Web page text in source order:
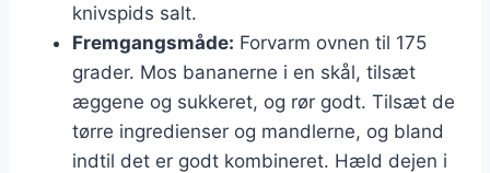
knivspids salt.
Fremgangsmåde: Forvarm ovnen til 175
grader. Mos bananerne i en skål, tilsæt
æggene og sukkeret, og rør godt. Tilsæt de
tørre ingredienser og mandlerne, og bland
indtil det er godt kombineret. Hæld dejen i